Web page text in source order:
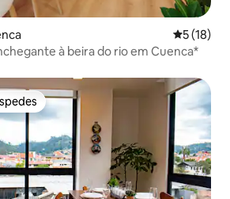
5 de uma
5 (18)
à beira do rio em Cuenca*
dos hóspedes